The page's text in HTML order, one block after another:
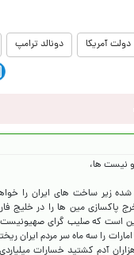
دولت آمریکا دونالد ترامپ
زیر ساخت های ایران را
پاکسازی مین ها را در خلیج
است که صلیب گرای
آدم کشتید خسارات